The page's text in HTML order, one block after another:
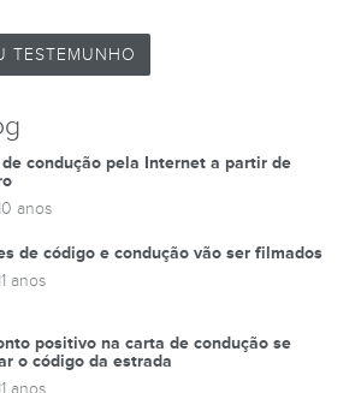
TESTEMUNHO
condução pela Internet a partir de
anos
de código e condução vão ser filmados
anos
positivo na carta de condução se
o código da estrada